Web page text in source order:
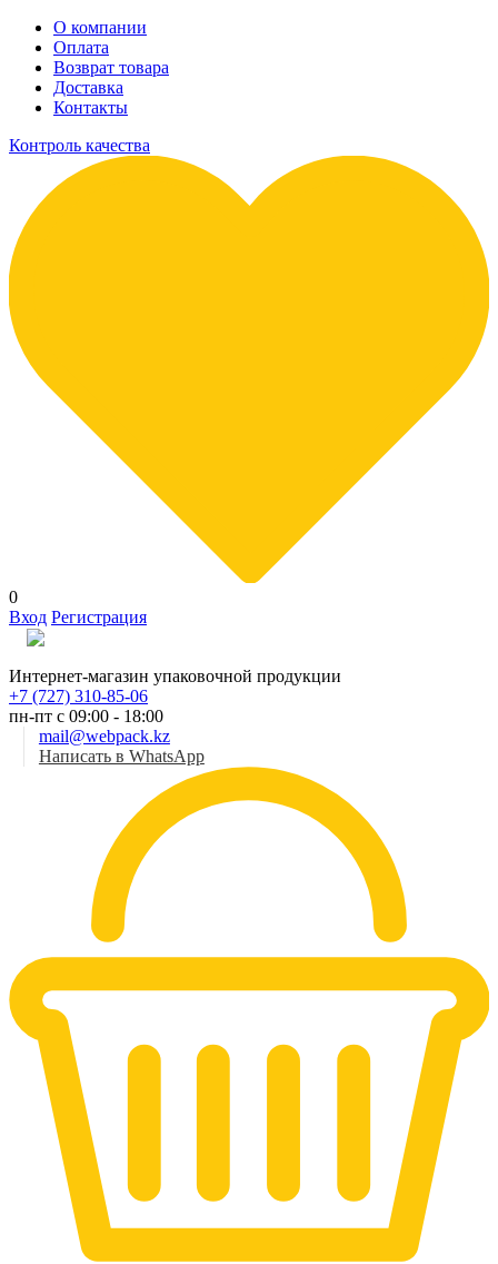
О компании
Оплата
Возврат товара
Доставка
Контакты
Контроль качества
0
Вход Регистрация
Интернет-магазин упаковочной продукции
+7 (727) 310-85-06
пн-пт с 09:00 - 18:00
mail@webpack.kz
Написать в WhatsApp